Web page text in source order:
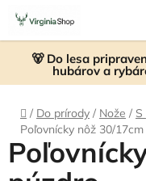
Prejsť
obsah
🐻 Do lesa
hubárov a
Domov
/ Do prírody / Nože /
Poľovnícky nôž 30/